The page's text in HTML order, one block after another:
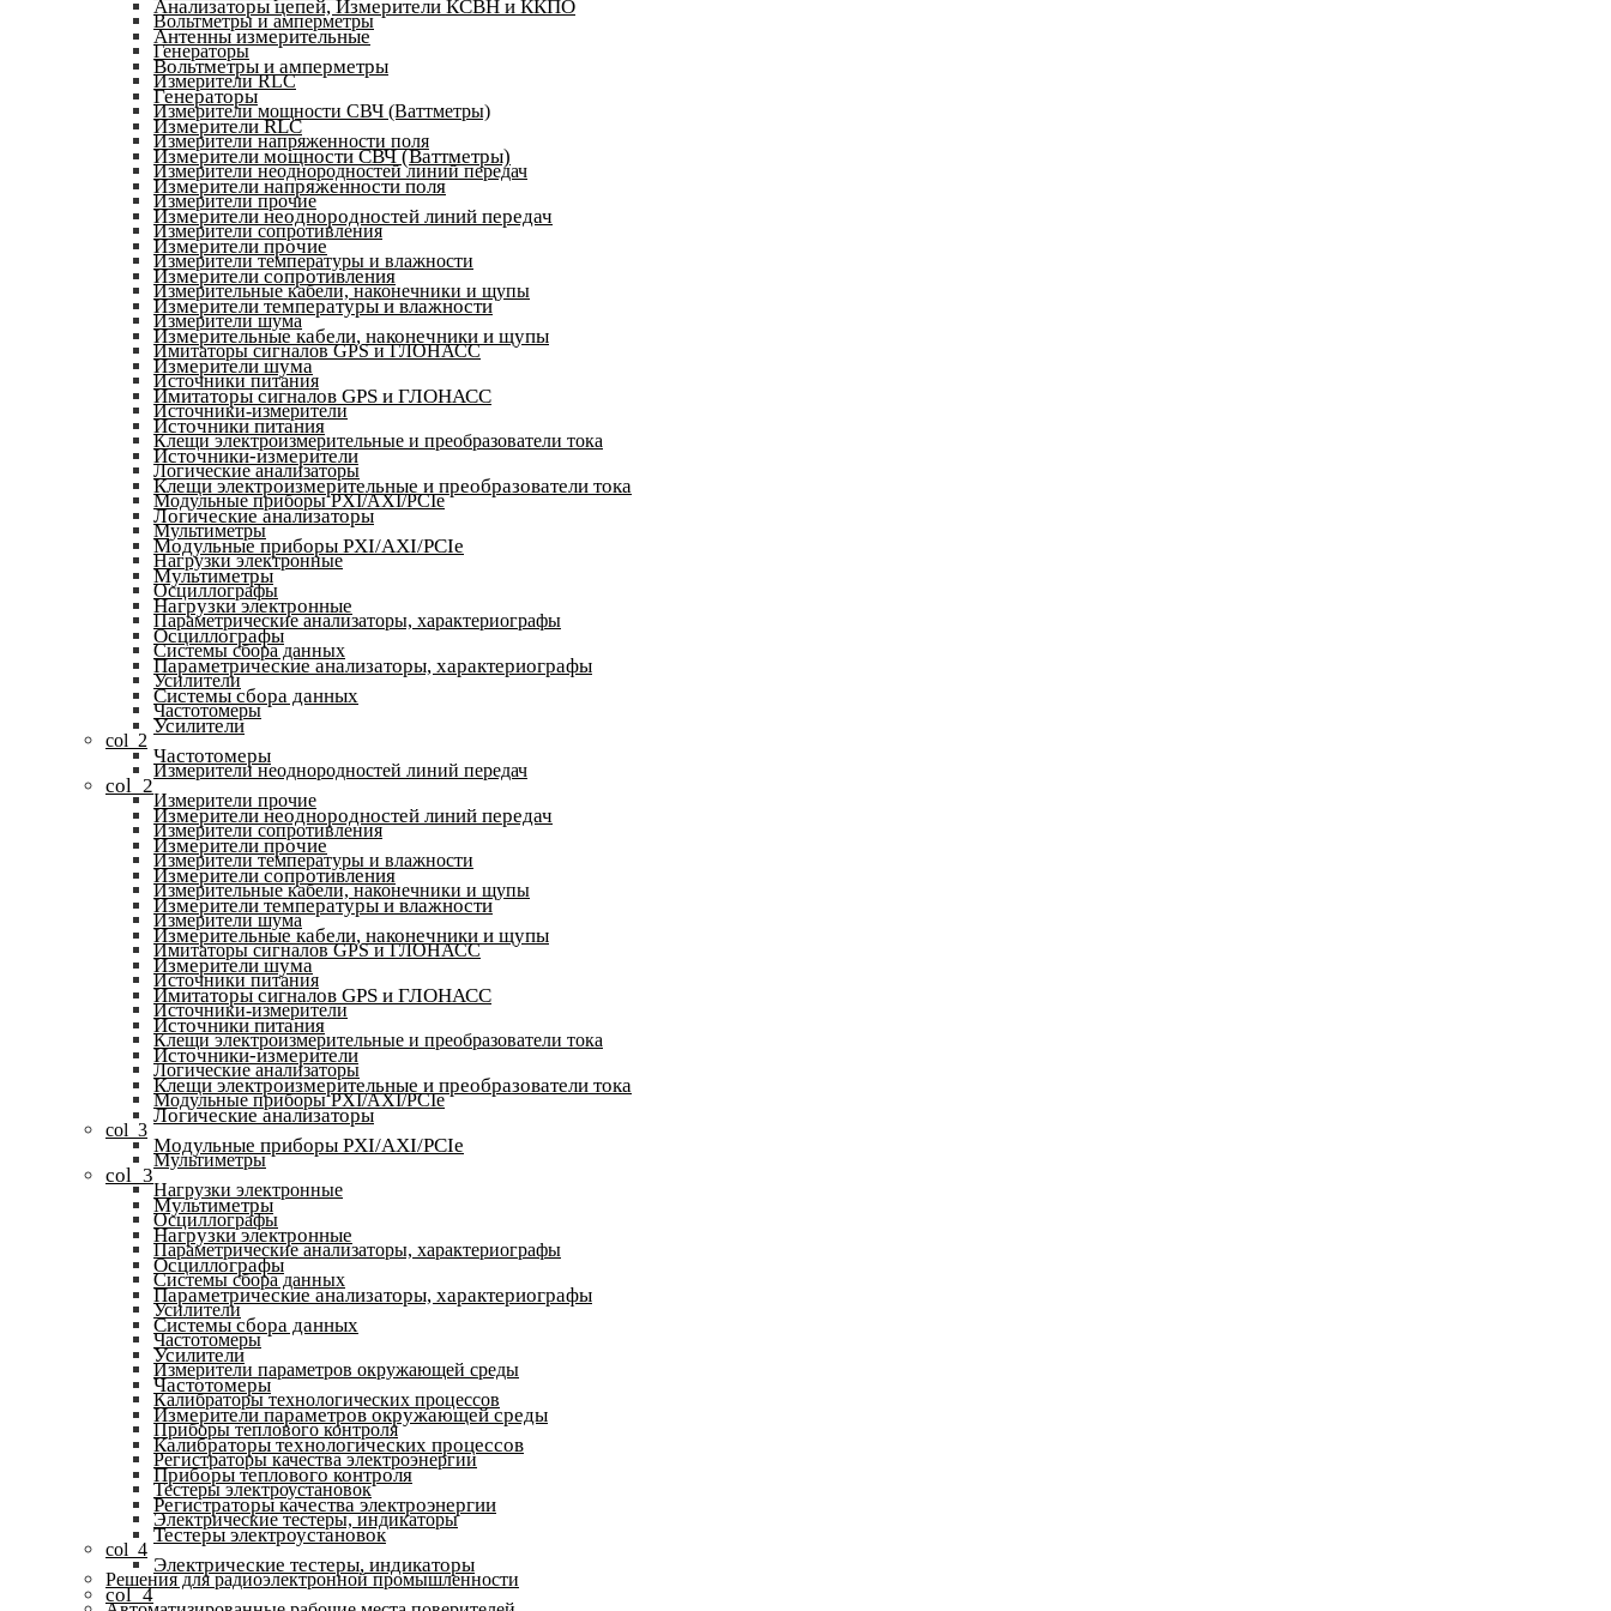
Вольтметры и амперметры
Генераторы
Измерители RLC
Измерители мощности СВЧ (Ваттметры)
Измерители напряженности поля
Измерители неоднородностей линий передач
Измерители прочие
Измерители сопротивления
Измерители температуры и влажности
Измерительные кабели, наконечники и щупы
Измерители шума
Имитаторы сигналов GPS и ГЛОНАСС
Источники питания
Источники-измерители
Клещи электроизмерительные и преобразователи тока
Логические анализаторы
Модульные приборы PXI/AXI/PCIe
Мультиметры
Нагрузки электронные
Осциллографы
Параметрические анализаторы, характериографы
Системы сбора данных
Усилители
Частотомеры
col_2
Измерители неоднородностей линий передач
Измерители прочие
Измерители сопротивления
Измерители температуры и влажности
Измерительные кабели, наконечники и щупы
Измерители шума
Имитаторы сигналов GPS и ГЛОНАСС
Источники питания
Источники-измерители
Клещи электроизмерительные и преобразователи тока
Логические анализаторы
Модульные приборы PXI/AXI/PCIe
col_3
Мультиметры
Нагрузки электронные
Осциллографы
Параметрические анализаторы, характериографы
Системы сбора данных
Усилители
Частотомеры
Измерители параметров окружающей среды
Калибраторы технологических процессов
Приборы теплового контроля
Регистраторы качества электроэнергии
Тестеры электроустановок
Электрические тестеры, индикаторы
col_4
Решения для радиоэлектронной промышленности
Анализаторы цепей, Измерители КСВН и ККПО
Антенны измерительные
Вольтметры и амперметры
Генераторы
Измерители RLC
Измерители мощности СВЧ (Ваттметры)
Измерители напряженности поля
Измерители неоднородностей линий передач
Измерители прочие
Измерители сопротивления
Измерители температуры и влажности
Измерительные кабели, наконечники и щупы
Измерители шума
Имитаторы сигналов GPS и ГЛОНАСС
Источники питания
Источники-измерители
Клещи электроизмерительные и преобразователи тока
Логические анализаторы
Модульные приборы PXI/AXI/PCIe
Мультиметры
Нагрузки электронные
Осциллографы
Параметрические анализаторы, характериографы
Системы сбора данных
Усилители
Частотомеры
col_2
Измерители неоднородностей линий передач
Измерители прочие
Измерители сопротивления
Измерители температуры и влажности
Измерительные кабели, наконечники и щупы
Измерители шума
Имитаторы сигналов GPS и ГЛОНАСС
Источники питания
Источники-измерители
Клещи электроизмерительные и преобразователи тока
Логические анализаторы
Модульные приборы PXI/AXI/PCIe
col_3
Мультиметры
Нагрузки электронные
Осциллографы
Параметрические анализаторы, характериографы
Системы сбора данных
Усилители
Частотомеры
Измерители параметров окружающей среды
Калибраторы технологических процессов
Приборы теплового контроля
Регистраторы качества электроэнергии
Тестеры электроустановок
Электрические тестеры, индикаторы
col_4